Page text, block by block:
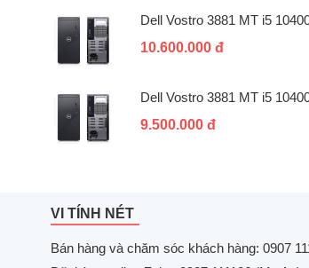
Dell Vostro 3881 MT i5
10.600.000 đ
Dell Vostro 3881 MT i5
9.500.000 đ
VI TÍNH NÉT
Bán hàng và chăm sóc khách hàng: 0907